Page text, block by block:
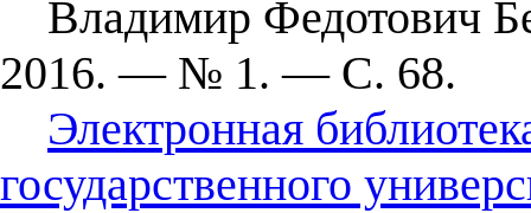
Владимир Федотович
2016. — № 1. — С. 68.
Электронная
государственного